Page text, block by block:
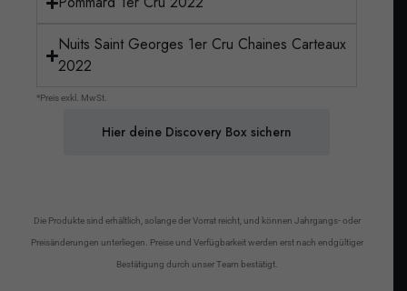
Nuits Saint Georges 1er Cru Chaines Carteaux
2022
*Preis exkl. MwSt.
Hier deine Discovery Box sichern
Die Produkte sind erhältlich, solange der Vorrat reicht, und können Jahrgangs- oder
Preisänderungen unterliegen. Preise und Verfügbarkeit werden erst nach endgültiger
Bestätigung durch unser Team bestätigt.